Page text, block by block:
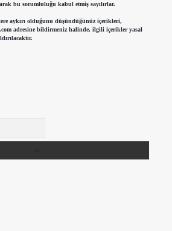
bu sorumluluğu kabul etmiş sayılırlar.
aykırı olduğunu düşündüğünüz içerikleri,
adresine bildirmeniz halinde, ilgili içerikler yasal